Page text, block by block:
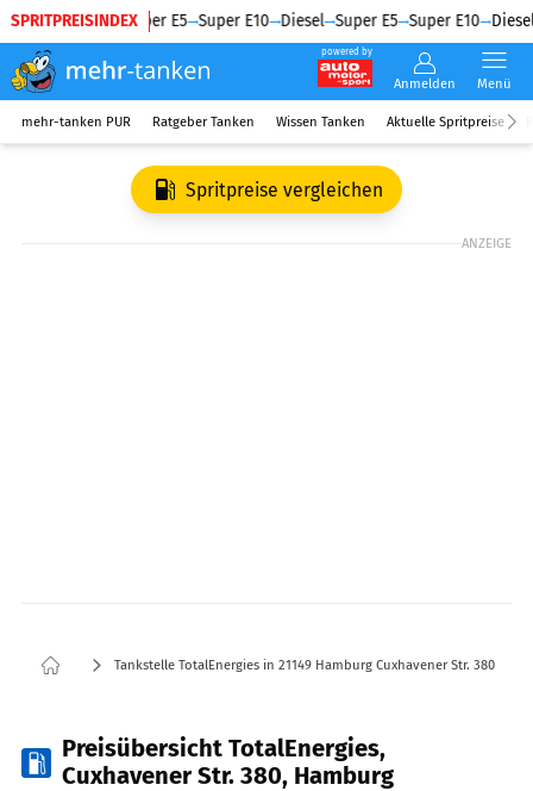
SPRITPREISINDEX
Diesel Super E5 Super E10 Diesel Super E5 Super E10 Diesel
powered by
Anmelden Menü
mehr-tanken PUR Ratgeber Tanken Wissen Tanken Aktuelle Spritpreise
Spritpreise vergleichen
ANZEIGE
Tankstelle TotalEnergies in 21149 Hamburg Cuxhavener Str. 380
Preisübersicht TotalEnergies,
Cuxhavener Str. 380, Hamburg